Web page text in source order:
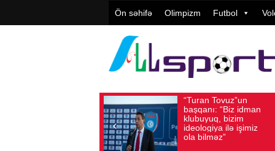
Ön səhifə Olimpizm Futbol
başqanı: “Biz idman
klubuyuq, bizim
ideologiya ilə işimiz
ola bilməz”
Avqust 05, 2026